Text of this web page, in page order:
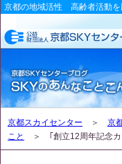
京都の地域活性 高齢者活動を
京都スカイセンター ＞ 京
こと
＞ ｢創立12周年記念カ